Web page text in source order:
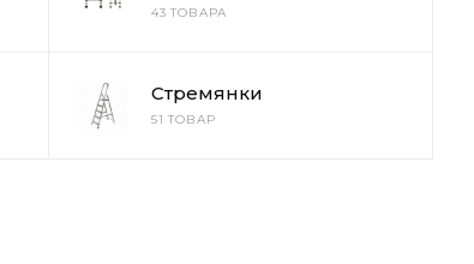
43 ТОВАРА
Стремянки
51 ТОВАР